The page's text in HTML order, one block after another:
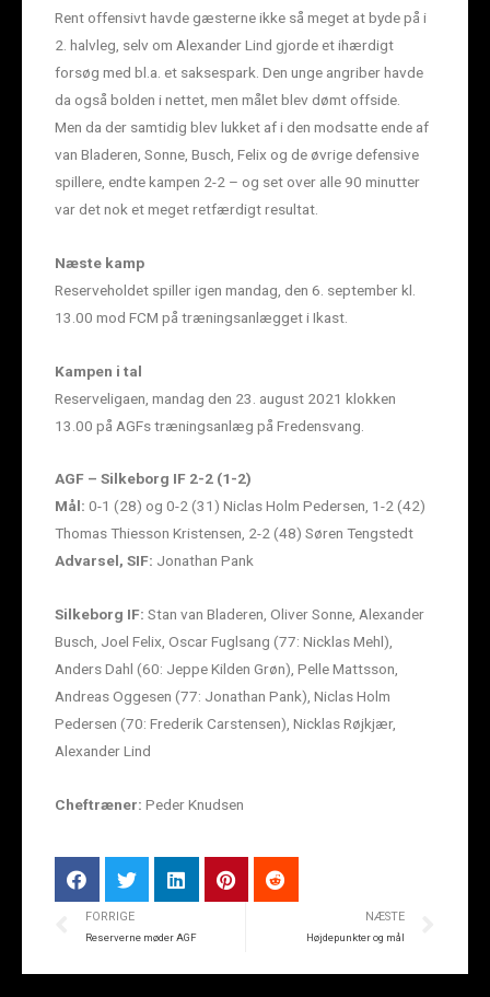
Rent offensivt havde gæsterne ikke så meget at byde på i
2. halvleg, selv om Alexander Lind gjorde et ihærdigt
forsøg med bl.a. et saksespark. Den unge angriber havde
da også bolden i nettet, men målet blev dømt offside.
Men da der samtidig blev lukket af i den modsatte ende af
van Bladeren, Sonne, Busch, Felix og de øvrige defensive
spillere, endte kampen 2-2 – og set over alle 90 minutter
var det nok et meget retfærdigt resultat.
Næste kamp
Reserveholdet spiller igen mandag, den 6. september kl.
13.00 mod FCM på træningsanlægget i Ikast.
Kampen i tal
Reserveligaen, mandag den 23. august 2021 klokken
13.00 på AGFs træningsanlæg på Fredensvang.
AGF – Silkeborg IF 2-2 (1-2)
Mål: 0-1 (28) og 0-2 (31) Niclas Holm Pedersen, 1-2 (42)
Thomas Thiesson Kristensen, 2-2 (48) Søren Tengstedt
Advarsel, SIF: Jonathan Pank
Silkeborg IF: Stan van Bladeren, Oliver Sonne, Alexander
Busch, Joel Felix, Oscar Fuglsang (77: Nicklas Mehl),
Anders Dahl (60: Jeppe Kilden Grøn), Pelle Mattsson,
Andreas Oggesen (77: Jonathan Pank), Niclas Holm
Pedersen (70: Frederik Carstensen), Nicklas Røjkjær,
Alexander Lind
Cheftræner: Peder Knudsen
FORRIGE
Reserverne møder AGF
NÆSTE
Højdepunkter og mål